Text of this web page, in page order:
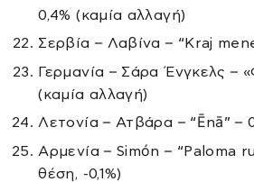
0,4% (καμία αλλαγή)
Σερβία – Λαβίνα – “Kraj
Γερμανία – Σάρα Ένγκελς –
(καμία αλλαγή)
Λετονία – Ατβάρα – “Ēnā” –
Αρμενία – Simón – “Paloma
θέση, -0,1%)